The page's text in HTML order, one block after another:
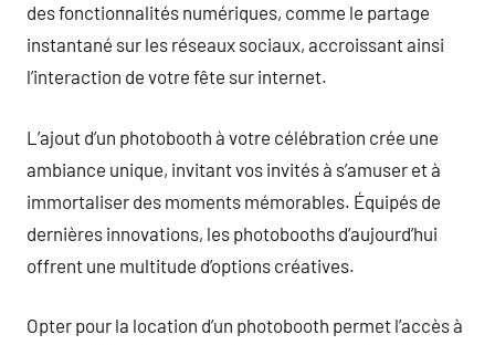
des fonctionnalités numériques, comme le partage
instantané sur les réseaux sociaux, accroissant ainsi
l’interaction de votre fête sur internet.
L’ajout d’un photobooth à votre célébration crée une
ambiance unique, invitant vos invités à s’amuser et à
immortaliser des moments mémorables. Équipés de
dernières innovations, les photobooths d’aujourd’hui
offrent une multitude d’options créatives.
Opter pour la location d’un photobooth permet l’accès à